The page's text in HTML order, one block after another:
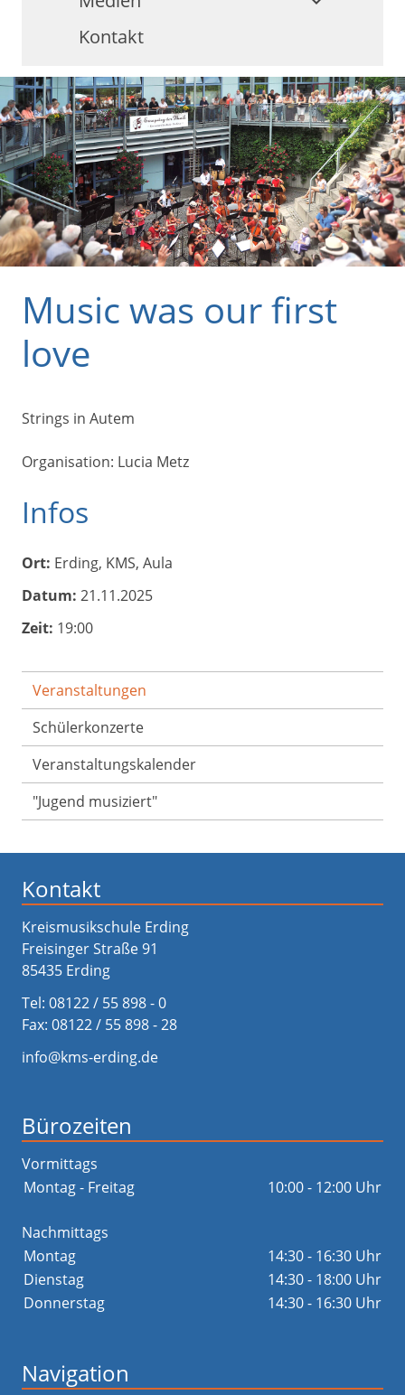
Kontakt
Music was our first
love
Veranstaltungen
Schülerkonzerte
Veranstaltungs­kalender
"Jugend musiziert"
Strings in Autem
Organisation: Lucia Metz
Infos
Ort: Erding, KMS, Aula
Datum: 21.11.2025
Zeit: 19:00
Kontakt
Kreismusikschule Erding
Freisinger Straße 91
85435 Erding
Tel: 08122 / 55 898 - 0
Fax: 08122 / 55 898 - 28
info@kms-erding.de
Bürozeiten
Vormittags
Montag - Freitag
10:00 - 12:00 Uhr
Nachmittags
Montag
14:30 - 16:30 Uhr
Dienstag
14:30 - 18:00 Uhr
Donnerstag
14:30 - 16:30 Uhr
Navigation